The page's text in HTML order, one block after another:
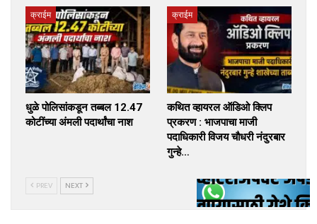
क्राईम
धुळे पोलिसांकडून तब्बल 12.47
कोटींच्या अंमली पदार्थांचा नाश
क्राईम
कथित व्हायरल ऑडिओ क्लिप
प्रकरण : भाजपाचा माजी
पदाधिकारी विजय चौधरी नंदुरबार
गुन्हे…
PREV NEXT